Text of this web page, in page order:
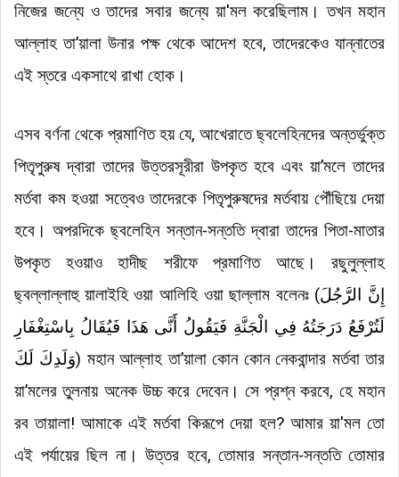
নিজের জন্যে ও তাদের সবার জন্যে য়া'মলকরেছিলাম ।তখন মহান
আল্লাহ তা’য়ালা উনার পক্ষ থেকে আদেশ হবে, তাদেরকেও যান্নাতের
এই স্তরে একসাথে রাখা হোক ।
এসব বর্ণনা থেকে প্রমাণিত হয় যে, আখেরাতে ছ্বলেহিনদের অন্তর্ভুক্ত
পিতৃপুরুষ দ্বারা তাদের উত্তরসূরীরা উপকৃত হবে এবং য়া’মলে তাদের
মর্তবা কম হওয়া সত্বেও তাদেরকে পিতৃপুরুষদের মর্তবায় পৌঁছিয়ে দেয়া
হবে ।অপরদিকে ছ্বলেহিন সন্তান-সন্ততি দ্বারা তাদের পিতা-মাতার
উপকৃত হওয়াও হাদীছ শরীফে প্রমাণিত আছে। রছুলুল্লাহ
ছ্বল্লাল্লাহু য়ালাইহি ওয়া আলিহি ওয়া ছাল্লাম বলেনঃ (إِنَّ الرَّجُلَ
لَتُرْفَعُ دَرَجَتُهُ فِي الْجَنَّةِ فَيَقُولُ أَنَّى هَذَا فَيُقَالُ بِاسْتِغْفَارِ
وَلَدِكَ لَكَ) মহান আল্লাহ তা’য়ালা কোন কোন নেকবান্দার মর্তবা তার
য়া’মলের তুলনায় অনেক উচ্চ করে দেবেন। সে প্রশ্ন করবে, হে মহান
রব তায়ালা! আমাকে এই মর্তবা কিরূপে দেয়া হল? আমার য়া'মলতো
এই পর্যায়ের ছিল না। উত্তর হবে, তোমার সন্তান-সন্ততি তোমার